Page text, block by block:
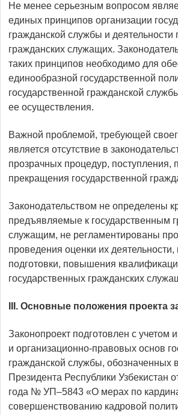
Не менее серьезным вопросом
единых принципов организации
гражданской службы и деятельности
гражданских служащих.
таких принципов необходимо для
единообразной государственной
государственной гражданской
ее осуществления.
Важной проблемой, требующей
является отсутствие в
прозрачных процедур, поступления,
прекращения государственной
Законодательством не определены
предъявляемые к государственным
служащим, не регламентированы
проведения оценки их деятельности,
подготовки, повышения
государственных гражданских
. Основные положения проекта
Законопроект подготовлен с учетом
и организационно-правовых основ
гражданской службы, обозначенных
Президента Республики Узбекистан
года № УП–5843 «О мерах по
совершенствованию кадровой